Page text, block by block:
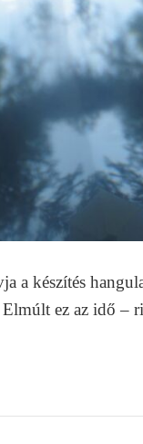
a készítés
ez az idő –